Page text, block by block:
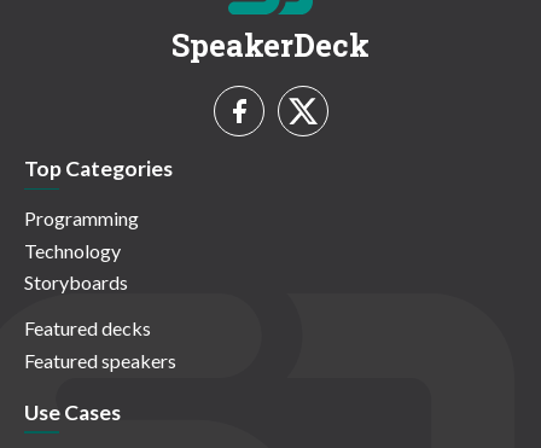
SpeakerDeck
Top Categories
Programming
Technology
Storyboards
Featured decks
Featured speakers
Use Cases